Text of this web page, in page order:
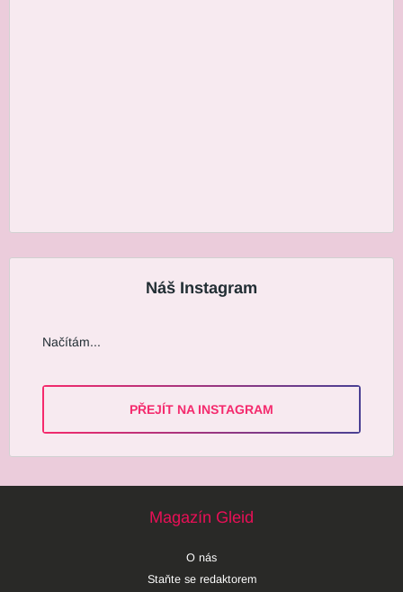
Náš Instagram
Načítám...
PŘEJÍT NA INSTAGRAM
Magazín Gleid
O nás
Staňte se redaktorem